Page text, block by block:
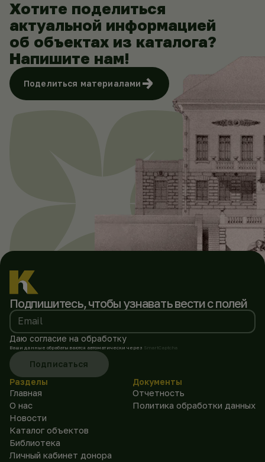
Хотите поделиться
актуальной информацией
об объектах из каталога?
Напишите нам!
Поделиться материалами
Подпишитесь, чтобы узнавать вести с полей
Email
Даю согласие на обработку
Ваши данные обрабатываются автоматически через SmartCaptcha
Подписаться
Разделы
Главная
О нас
Новости
Каталог объектов
Библиотека
Личный кабинет донора
Документы
Отчетность
Политика обработки данных